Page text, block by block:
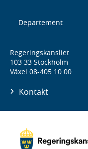
Departement
Regeringskansliet
103 33 Stockholm
Växel 08-405 10 00
Kontakt